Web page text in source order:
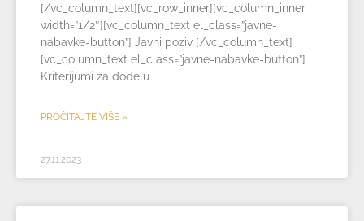
[/vc_column_text][vc_row_inner][vc_column_inner
width=”1/2″][vc_column_text el_class=”javne-
nabavke-button”] Javni poziv [/vc_column_text]
[vc_column_text el_class=”javne-nabavke-button”]
Kriterijumi za dodelu
PROČITAJTE VIŠE »
27.11.2023